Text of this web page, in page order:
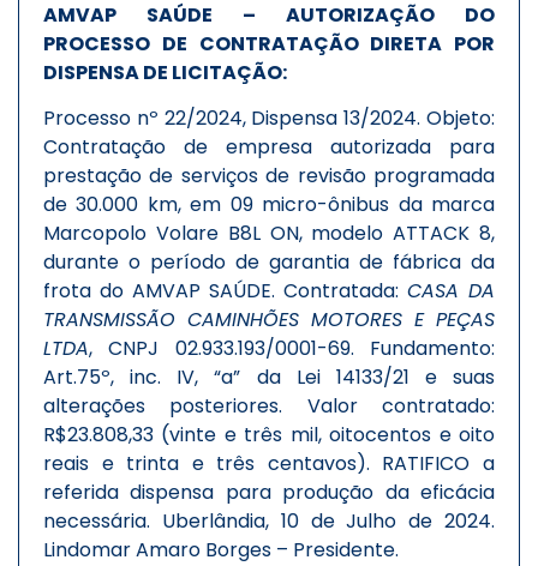
AMVAP SAÚDE – AUTORIZAÇÃO DO
PROCESSO DE CONTRATAÇÃO DIRETA POR
DISPENSA DE LICITAÇÃO:
Processo nº 22/2024, Dispensa 13/2024. Objeto:
Contratação de empresa autorizada para
prestação de serviços de revisão programada
de 30.000 km, em 09 micro-ônibus da marca
Marcopolo Volare B8L ON, modelo ATTACK 8,
durante o período de garantia de fábrica da
frota do AMVAP SAÚDE. Contratada: CASA DA
TRANSMISSÃO CAMINHÕES MOTORES E PEÇAS
LTDA, CNPJ 02.933.193/0001-69. Fundamento:
Art.75º, inc. IV, “a” da Lei 14133/21 e suas
alterações posteriores. Valor contratado:
R$23.808,33 (vinte e três mil, oitocentos e oito
reais e trinta e três centavos). RATIFICO a
referida dispensa para produção da eficácia
necessária. Uberlândia, 10 de Julho de 2024.
Lindomar Amaro Borges – Presidente.